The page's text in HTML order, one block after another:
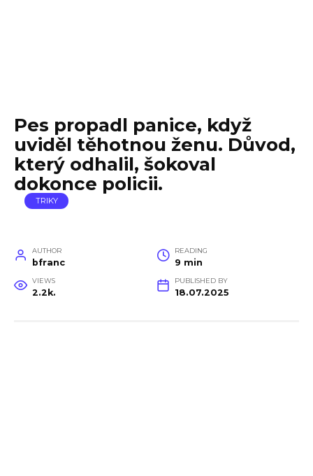
Pes propadl panice, když
uviděl těhotnou ženu. Důvod,
který odhalil, šokoval
dokonce policii.
TRIKY
AUTHOR
bfranc
READING
9 min
VIEWS
2.2k.
PUBLISHED BY
18.07.2025